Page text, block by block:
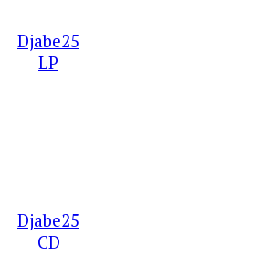
Djabe25
LP
Djabe25
CD